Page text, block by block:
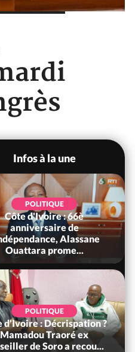
Infos à la une
POLITIQUE
Côte d'Ivoire : 66è
anniversaire de
Alassane
Ouattara prome...
POLITIQUE
d'Ivoire : Décrispation ?
Mamadou Traoré ex
de Soro a recou...